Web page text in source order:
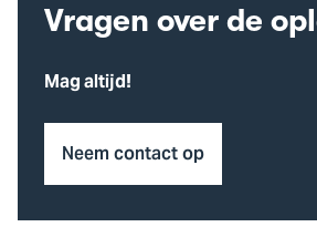
Vragen over de
Mag altijd!
Neem contact op